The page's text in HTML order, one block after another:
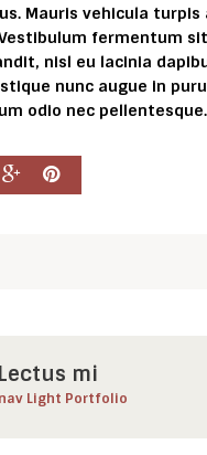
Mauris vehicula turpis
fermentum
nisl eu lacinia
nunc augue in
odio nec pellentesque.
Lectus mi
Light Portfolio